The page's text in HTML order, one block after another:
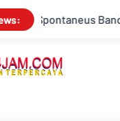
Dari Jurnalis